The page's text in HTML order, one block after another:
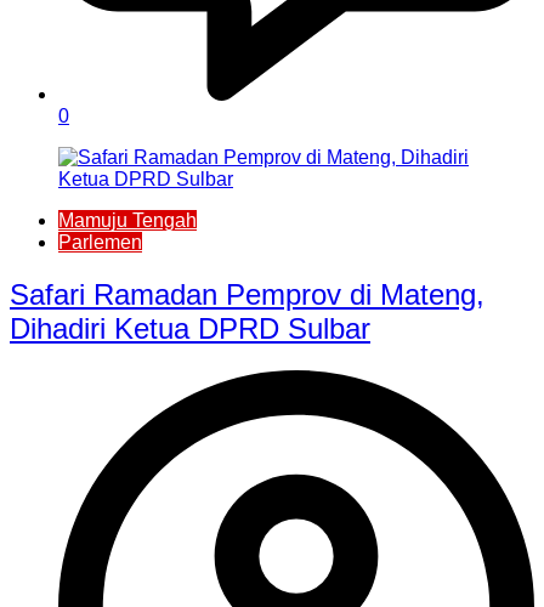
0
Mamuju Tengah
Parlemen
Safari Ramadan Pemprov di Mateng,
Dihadiri Ketua DPRD Sulbar